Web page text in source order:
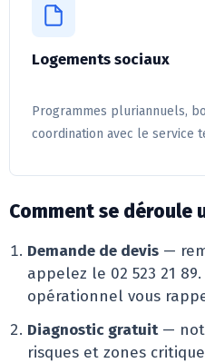
Logements sociaux
Programmes pluriannuels,
coordination avec le service
Comment se déroule
Demande de devis —
appelez le 02 523 21
opérationnel vous
Diagnostic gratuit—
risques et zones